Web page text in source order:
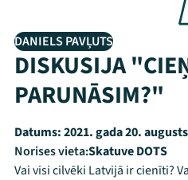
DANIELS PAVĻUTS
DISKUSIJA
PARUNĀSIM?"
Datums:2021. gada 20. augusts
Norises vieta:Skatuve DOTS
Vai visi cilvēki Latvijā ir cienīti?